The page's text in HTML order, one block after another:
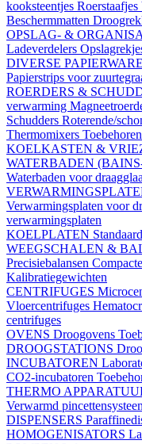
kooksteentjes Roerstaafjes
Beschermmatten
OPSLAG- &
Ladeverdelers
DIVERSE
Papierstrips voor
ROERDERS &
verwarming
Schudders Roterende/
Thermomixers
KOELKASTEN &
WATERBADEN
Waterbaden voor
Verwarmingsplaten voor
verwarmingsplaten
KOELPLATEN
WEEGSCHALEN &
Precisiebalansen
Kalibratiegewichten
CENTRIFUGES
Vloercentrifuges
centrifuges
OVENS Droogovens
DROOGSTATIONS
INCUBATOREN
CO2-incubatoren
THERMO
Verwarmd
DISPENSERS
HOMOGENISATORS